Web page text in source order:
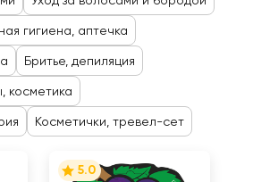
гигиена, аптечка
Бритье, депиляция
косметика
Косметички, тревел-сет
5.0